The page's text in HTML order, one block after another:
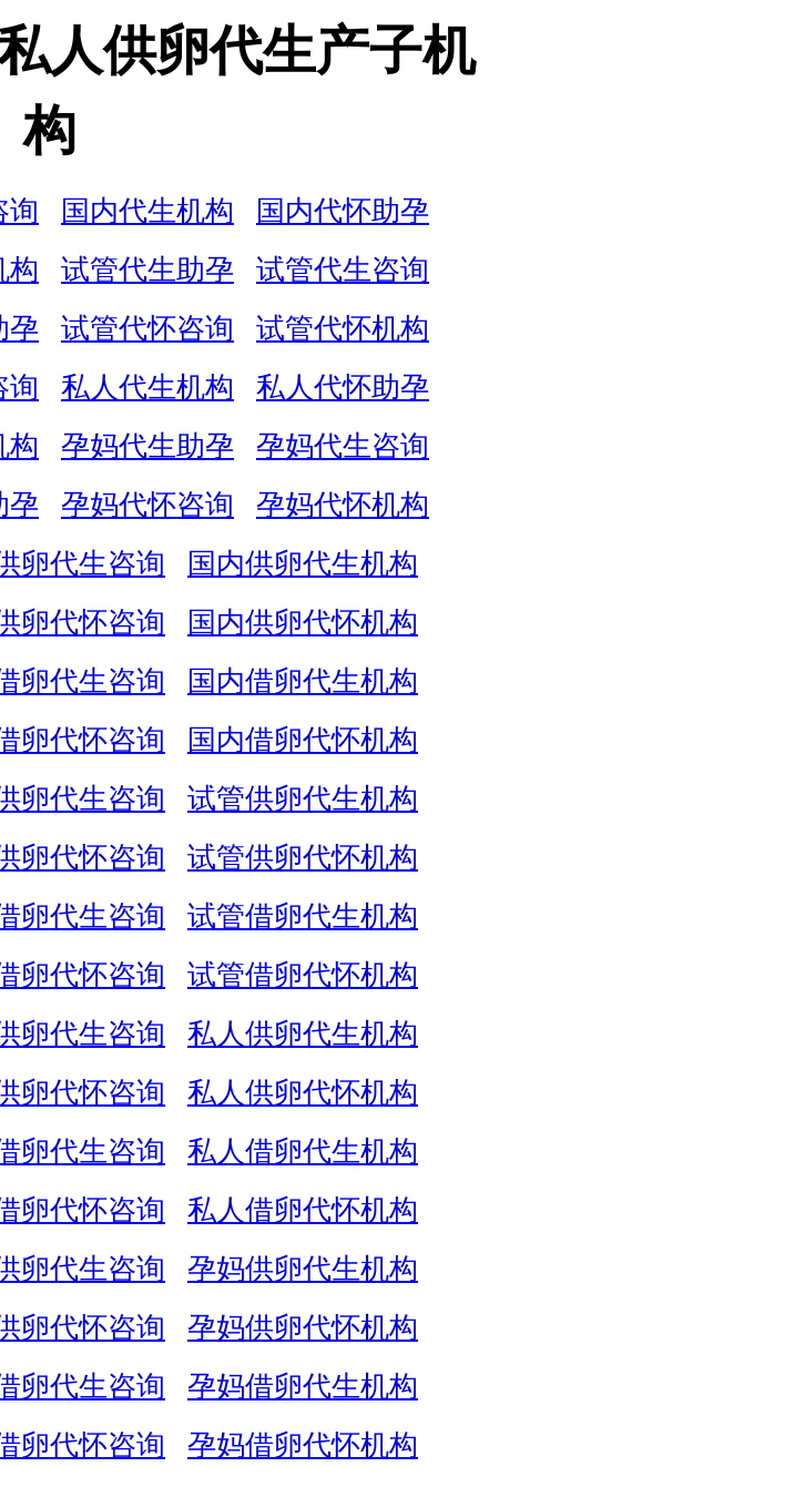
人供卵代生产子机
构
询 国内代生机构
国内代怀助孕
构 试管代生助孕
试管代生咨询
孕 试管代怀咨询
试管代怀机构
询 私人代生机构
私人代怀助孕
构 孕妈代生助孕
孕妈代生咨询
孕 孕妈代怀咨询
孕妈代怀机构
卵代生咨询
国内供卵代生机构
卵代怀咨询
国内供卵代怀机构
卵代生咨询
国内借卵代生机构
卵代怀咨询
国内借卵代怀机构
卵代生咨询
试管供卵代生机构
卵代怀咨询
试管供卵代怀机构
卵代生咨询
试管借卵代生机构
卵代怀咨询
试管借卵代怀机构
卵代生咨询
私人供卵代生机构
卵代怀咨询
私人供卵代怀机构
卵代生咨询
私人借卵代生机构
卵代怀咨询
私人借卵代怀机构
卵代生咨询
孕妈供卵代生机构
卵代怀咨询
孕妈供卵代怀机构
卵代生咨询
孕妈借卵代生机构
卵代怀咨询
孕妈借卵代怀机构